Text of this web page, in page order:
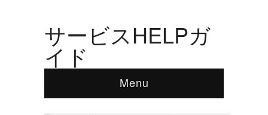
サービスHELPガ
イド
Menu